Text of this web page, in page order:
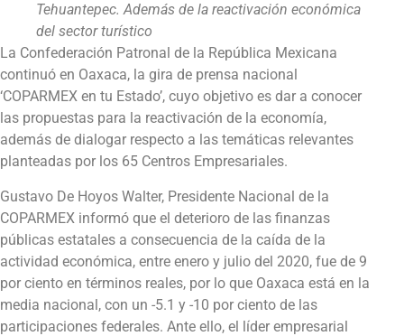
Tehuantepec. Además de la reactivación económica
del sector turístico
La Confederación Patronal de la República Mexicana
continuó en Oaxaca, la gira de prensa nacional
‘COPARMEX en tu Estado’, cuyo objetivo es dar a conocer
las propuestas para la reactivación de la economía,
además de dialogar respecto a las temáticas relevantes
planteadas por los 65 Centros Empresariales.
Gustavo De Hoyos Walter, Presidente Nacional de la
COPARMEX informó que el deterioro de las finanzas
públicas estatales a consecuencia de la caída de la
actividad económica, entre enero y julio del 2020, fue de 9
por ciento en términos reales, por lo que Oaxaca está en la
media nacional, con un -5.1 y -10 por ciento de las
participaciones federales. Ante ello, el líder empresarial